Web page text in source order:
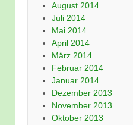
August 2014
Juli 2014
Mai 2014
April 2014
März 2014
Februar 2014
Januar 2014
Dezember 2013
November 2013
Oktober 2013